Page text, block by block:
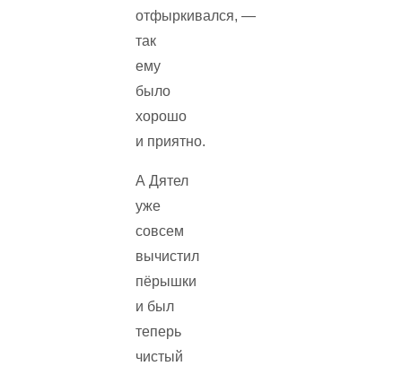
отфыркивался, —
так
ему
было
хорошо
и приятно.
А Дятел
уже
совсем
вычистил
пёрышки
и был
теперь
чистый